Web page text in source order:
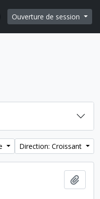
page
rapides
Ouverture de session
Direction: Croissant